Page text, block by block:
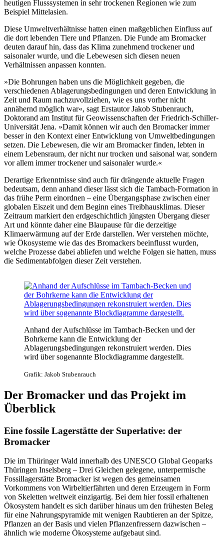
heutigen Flusssystemen in sehr trockenen Regionen wie zum
Beispiel Mittelasien.
Diese Umweltverhältnisse hatten einen maßgeblichen Einfluss auf
die dort lebenden Tiere und Pflanzen. Die Funde am Bromacker
deuten darauf hin, dass das Klima zunehmend trockener und
saisonaler wurde, und die Lebewesen sich diesen neuen
Verhältnissen anpassen konnten.
»Die Bohrungen haben uns die Möglichkeit gegeben, die
verschiedenen Ablagerungsbedingungen und deren Entwicklung in
Zeit und Raum nachzuvollziehen, wie es uns vorher nicht
annähernd möglich war«, sagt Erstautor Jakob Stubenrauch,
Doktorand am Institut für Geowissenschaften der Friedrich-Schiller-
Universität Jena. »Damit können wir auch den Bromacker immer
besser in den Kontext einer Entwicklung von Umweltbedingungen
setzen. Die Lebewesen, die wir am Bromacker finden, lebten in
einem Lebensraum, der nicht nur trocken und saisonal war, sondern
vor allem immer trockener und saisonaler wurde.«
Derartige Erkenntnisse sind auch für drängende aktuelle Fragen
bedeutsam, denn anhand dieser lässt sich die Tambach-Formation in
das frühe Perm einordnen – eine Übergangsphase zwischen einer
globalen Eiszeit und dem Beginn eines Treibhausklimas. Dieser
Zeitraum markiert den erdgeschichtlich jüngsten Übergang dieser
Art und könnte daher eine Blaupause für die derzeitige
Klimaerwärmung auf der Erde darstellen. Wer verstehen möchte,
wie Ökosysteme wie das des Bromackers beeinflusst wurden,
welche Prozesse dabei abliefen und welche Folgen sie hatten, muss
die Sedimentabfolgen dieser Zeit verstehen.
Anhand der Aufschlüsse im Tambach-Becken und der
Bohrkerne kann die Entwicklung der
Ablagerungsbedingungen rekonstruiert werden. Dies
wird über sogenannte Blockdiagramme dargestellt.
Grafik: Jakob Stubenrauch
Der Bromacker und das Projekt im
Überblick
Eine fossile Lagerstätte der Superlative: der
Bromacker
Die im Thüringer Wald innerhalb des UNESCO Global Geoparks
Thüringen Inselsberg – Drei Gleichen gelegene, unterpermische
Fossillagerstätte Bromacker ist wegen des gemeinsamen
Vorkommens von Wirbeltierfährten und deren Erzeugern in Form
von Skeletten weltweit einzigartig. Bei dem hier fossil erhaltenen
Ökosystem handelt es sich darüber hinaus um den frühesten Beleg
für eine Nahrungspyramide mit wenigen Raubtieren an der Spitze,
Pflanzen an der Basis und vielen Pflanzenfressern dazwischen –
ähnlich wie moderne Ökosysteme aufgebaut sind.